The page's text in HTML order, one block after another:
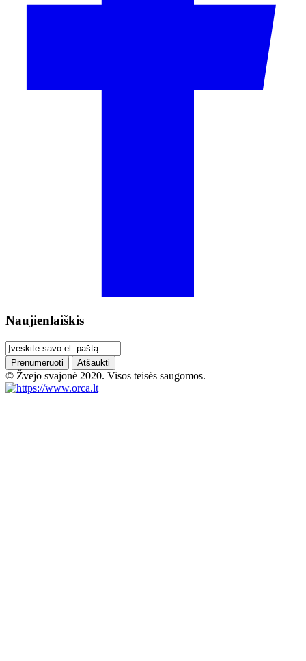
Naujienlaiškis
Prenumeruoti Atšaukti
© Žvejo svajonė 2020. Visos teisės saugomos.